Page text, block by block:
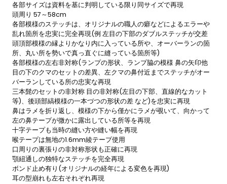
各部サイズは資料を基に判明している限り同サイズで再現
頭周り 57～58cm
各部模様のステッチは、オリジナルの職人の癖などによるエラーや
乱れ箇所を忠実に完全再現(例 左目の下部のダブルステッチが交差
頭頂部模様の縁よりかなり内に入っている所や、オーバーランの箇
所、丸い所を勢いで真っ直ぐに縫っている箇所等)
各部模様の左右非対称(ランプの形状、ランプ脇の模様 鼻の矢印他
目の下のクマのセットの差異、左クマの鼻付近までステッチがオー
バーランしている所の忠実な再現
三本髭のセットの非対称 目の非対称(左目の下部、直線的なカット
等)、後頭部縞模様の一本づつの形状の差 など)を忠実に再現
鼻はラメを折り返し、模様の下から僅かにラメが覗いて、向かって
左の鼻テープが微かに露出している所等を再現
十字テープも当時の縫い方や縫い幅を再現
喉テープは無地の1.6mm綾テープ使用
口周りの裏張りの非対称形状も正確に再現
顎紐通しの独特なステッチを完全再現
ボンド止め有り(オリジナルの経年による変色を再現)
耳の型崩れも左右それぞれ再現